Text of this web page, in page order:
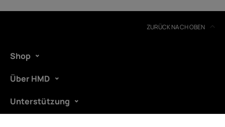
ZURÜCK NACH OBEN
Shop
Über HMD
Unterstützung